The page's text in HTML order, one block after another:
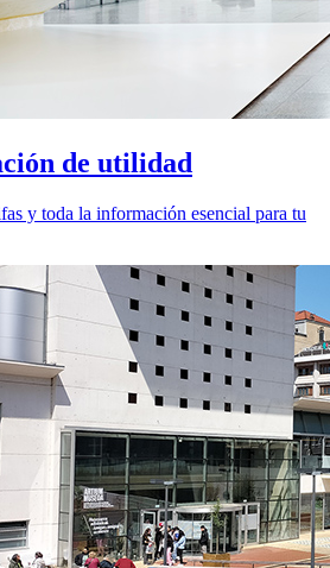
de utilidad
y toda la información esencial para tu